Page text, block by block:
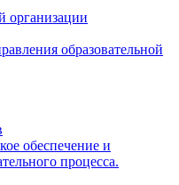
организации
образовательной
обеспечение и
процесса.